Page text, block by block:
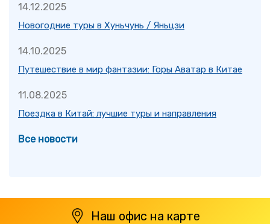
14.12.2025
Новогодние туры в Хуньчунь / Яньцзи
14.10.2025
Путешествие в мир фантазии: Горы Аватар в Китае
11.08.2025
Поездка в Китай: лучшие туры и направления
Все новости
Наш офис на карте